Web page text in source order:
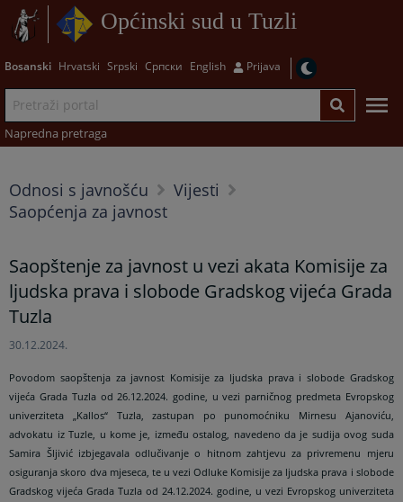
Općinski sud u Tuzli
Bosanski Hrvatski Srpski Српски English Prijava
Napredna pretraga
Odnosi s javnošću
Vijesti
Saopćenja za javnost
Saopštenje za javnost u vezi akata Komisije za
ljudska prava i slobode Gradskog vijeća Grada
Tuzla
30.12.2024.
Povodom saopštenja za javnost Komisije za ljudska prava i slobode Gradskog
vijeća Grada Tuzla od 26.12.2024. godine, u vezi parničnog predmeta Evropskog
univerziteta „Kallos“ Tuzla, zastupan po punomoćniku Mirnesu Ajanoviću,
advokatu iz Tuzle, u kome je, između ostalog, navedeno da je sudija ovog suda
Samira Šljivić izbjegavala odlučivanje o hitnom zahtjevu za privremenu mjeru
osiguranja skoro dva mjeseca, te u vezi Odluke Komisije za ljudska prava i slobode
Gradskog vijeća Grada Tuzla od 24.12.2024. godine, u vezi Evropskog univerziteta